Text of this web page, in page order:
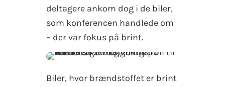
deltagere ankom dog i de biler,
som konferencen handlede om
– der var fokus på brint.
Biler, hvor brændstoffet er brint